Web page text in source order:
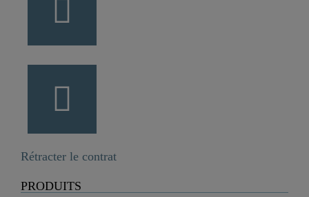
Rétracter le contrat
PRODUITS